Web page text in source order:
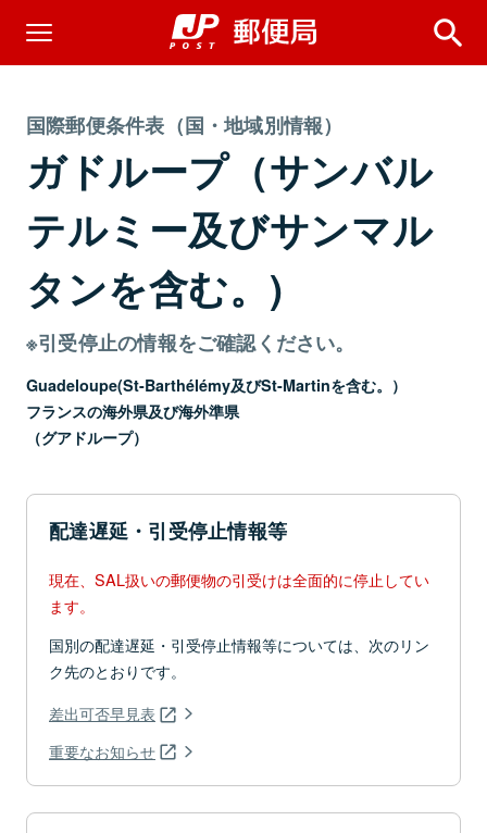
国際郵便条件表（国・地域別情報）
ガドループ（サンバル
テルミー及びサンマル
タンを含む。)
※引受停止の情報をご確認ください。
Guadeloupe(St-Barthélémy及びSt-Martinを含む。）
フランスの海外県及び海外準県
（グアドループ）
配達遅延・引受停止情報等
現在、SAL扱いの郵便物の引受けは全面的に停止してい
ます。
国別の配達遅延・引受停止情報等については、次のリン
ク先のとおりです。
差出可否早見表
重要なお知らせ